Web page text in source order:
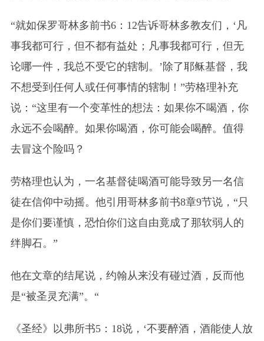
“就如保罗哥林多前书6：12告诉哥林多教友们，‘凡
事我都可行，但不都有益处；凡事我都可行，但无
论哪一件，我总不受它的辖制。’除了耶稣基督，我
不想受到任何人或任何事情的辖制！”劳格理补充
说：“这里有一个变革性的想法：如果你不喝酒，你
永远不会喝醉。如果你喝酒，你可能会喝醉。值得
去冒这个险吗？
劳格理也认为，一名基督徒喝酒可能导致另一名信
徒在信仰中动摇。他引用哥林多前书8章9节说，“只
是你们要谨慎，恐怕你们这自由竟成了那软弱人的
绊脚石。”
他在文章的结尾说，约翰从来没有碰过酒，反而他
是“被圣灵充满”。“
《圣经》以弗所书5：18说，‘不要醉酒，酒能使人放